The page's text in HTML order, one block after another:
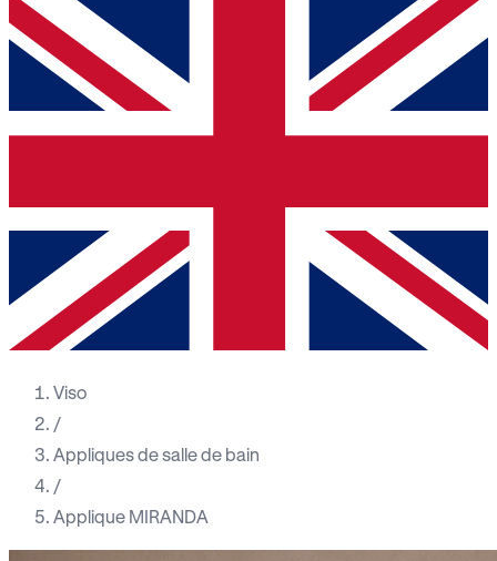
Viso
/
Appliques de salle de bain
/
Applique MIRANDA